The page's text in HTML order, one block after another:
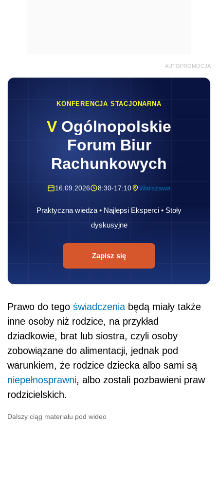
AUTOPROMOCJA
KONFERENCJA STACJONARNA
V Ogólnopolskie
Forum Biur
Rachunkowych
16.09.2026 8:30-17:10 Warszawa
Praktyczna wiedza • Najlepsi Eksperci • Stoły
dyskusyjne
Zapisz się
Prawo do tego świadczenia będą miały także
inne osoby niż rodzice, na przykład
dziadkowie, brat lub siostra, czyli osoby
zobowiązane do alimentacji, jednak pod
warunkiem, że rodzice dziecka albo sami są
niepełnosprawni, albo zostali pozbawieni praw
rodzicielskich.
Dalszy ciąg materiału pod wideo